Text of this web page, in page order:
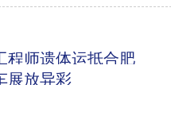
程师遗体运抵合肥
展放异彩